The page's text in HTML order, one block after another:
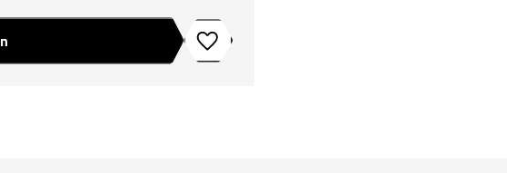
Toevoegen aan verlanglijstje